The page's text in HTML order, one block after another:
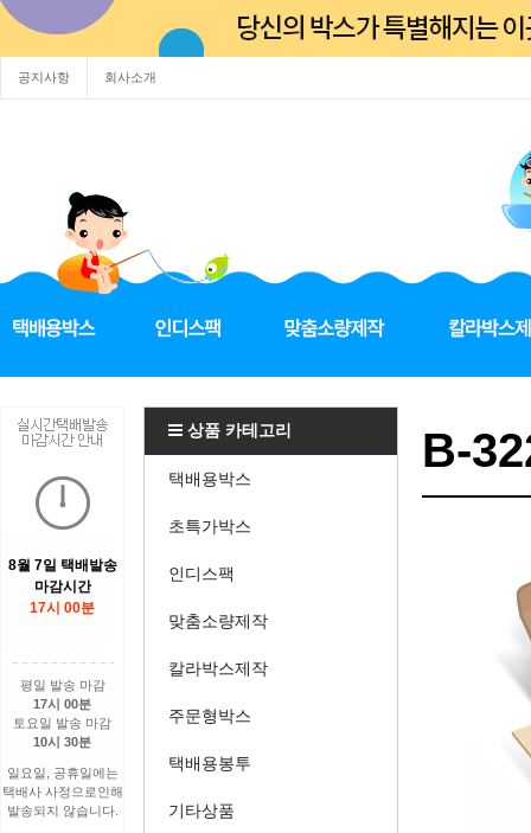
공지사항 회사소개
8월 7일 택배발송
마감시간
17시 00분
평일 발송 마감
17시 00분
토요일 발송 마감
10시 30분
일요일, 공휴일에는
택배사 사정으로인해
발송되지 않습니다.
상품 카테고리
택배용박스
초특가박스
인디스팩
맞춤소량제작
칼라박스제작
주문형박스
택배용봉투
기타상품
B-